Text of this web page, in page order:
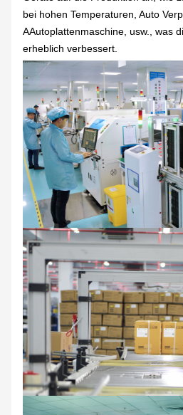
bei hohen Temperaturen, Auto
AAutoplattenmaschine, usw., was
erheblich verbessert.